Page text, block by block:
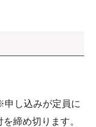
申し込みが定員に
締め切ります。